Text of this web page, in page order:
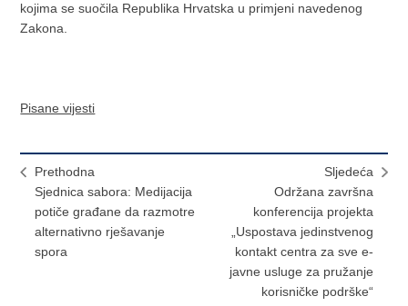
kojima se suočila Republika Hrvatska u primjeni navedenog
Zakona.
Pisane vijesti
Prethodna
Sjednica sabora: Medijacija
potiče građane da razmotre
alternativno rješavanje
spora
Sljedeća
Održana završna
konferencija projekta
„Uspostava jedinstvenog
kontakt centra za sve e-
javne usluge za pružanje
korisničke podrške“